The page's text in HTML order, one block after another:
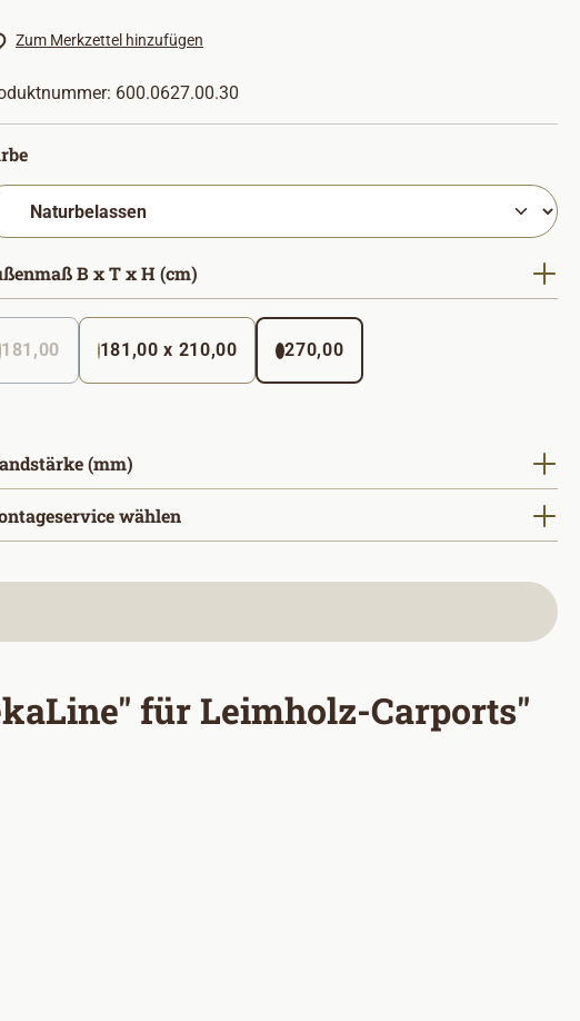
Zum Merkzettel hinzufügen
600.0627.00.30
auswählen
B x T x H (cm)
181,00 (Diese Option ist zurzeit nicht verfügbar. )
181,00 x 210,00 270,00
(mm)
wählen
für Leimholz-Carports"